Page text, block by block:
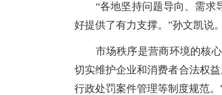
“各地坚持问题导向、需
好提供了有力支撑。”孙文凯说
市场秩序是营商环境的核
切实维护企业和消费者合法权
行政处罚案件管理等制度规范